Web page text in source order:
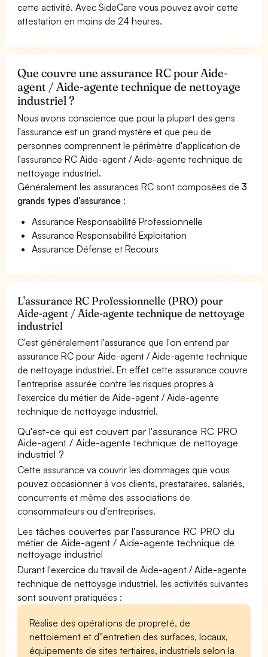
cette activité. Avec SideCare vous pouvez avoir cette
attestation en moins de 24 heures.
Que couvre une assurance RC pour Aide-
agent / Aide-agente technique de nettoyage
industriel ?
Nous avons conscience que pour la plupart des gens
l'assurance est un grand mystère et que peu de
personnes comprennent le périmètre d'application de
l'assurance RC Aide-agent / Aide-agente technique de
nettoyage industriel.
Généralement les assurances RC sont composées de3
grands types d'assurance :
Assurance Responsabilité Professionnelle
Assurance Responsabilité Exploitation
Assurance Défense et Recours
L'assurance RC Professionnelle (PRO) pour
Aide-agent / Aide-agente technique de nettoyage
industriel
C'est généralement l'assurance que l'on entend par
assurance RC pour Aide-agent / Aide-agente technique
de nettoyage industriel. En effet cette assurance couvre
l'entreprise assurée contre les risques propres à
l'exercice du métier de Aide-agent / Aide-agente
technique de nettoyage industriel.
Qu'est-ce qui est couvert par l'assurance RC PRO
Aide-agent / Aide-agente technique de nettoyage
industriel ?
Cette assurance va couvrir les dommages que vous
pouvez occasionner à vos clients, prestataires, salariés,
concurrents et même des associations de
consommateurs ou d'entreprises.
Les tâches couvertes par l'assurance RC PRO du
métier de Aide-agent / Aide-agente technique de
nettoyage industriel
Durant l'exercice du travail de Aide-agent / Aide-agente
technique de nettoyage industriel, les activités suivantes
sont souvent pratiquées :
Réalise des opérations de propreté, de
nettoiement et d''entretien des surfaces, locaux,
équipements de sites tertiaires, industriels selon la